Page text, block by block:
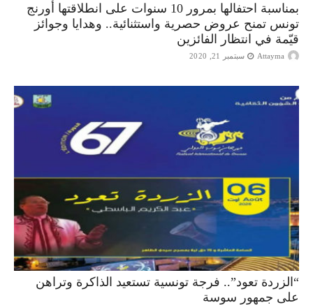
بمناسبة احتفالها بمرور 10 سنوات على انطلاقتها أورنج
تونس تمنح عروض حصرية واستثنائية.. وهدايا وجوائز
قيّمة في انتظار الفائزين
Attayma سبتمبر 21, 2020
“الزردة تعود”.. فرجة تونسية تستعيد الذاكرة وتراهن
على جمهور سوسة